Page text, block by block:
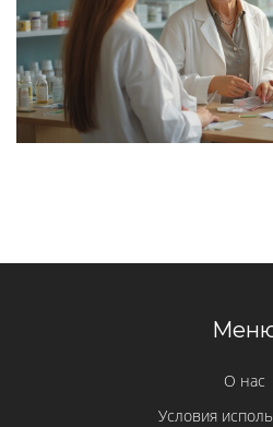
О нас
Условия